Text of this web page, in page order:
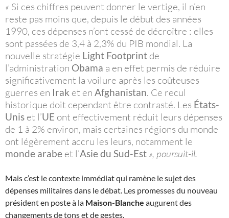
« Si ces chiffres peuvent donner le vertige, il n’en
reste pas moins que, depuis le début des années
1990, ces dépenses n’ont cessé de décroître : elles
sont passées de 3,4 à 2,3% du PIB mondial. La
nouvelle stratégie Light Footprint de
l’administration Obama a en effet permis de réduire
significativement la voilure après les coûteuses
guerres en Irak et en Afghanistan. Ce recul
historique doit cependant être contrasté. Les États-
Unis et l’UE ont effectivement réduit leurs dépenses
de 1 à 2% environ, mais certaines régions du monde
ont légèrement accru les leurs, notamment le
monde arabe et l’Asie du Sud-Est », poursuit-il.
Mais c’est le contexte immédiat qui ramène le sujet des
dépenses militaires dans le débat. Les promesses du nouveau
président en poste à la Maison-Blanche augurent des
changements de tons et de gestes.